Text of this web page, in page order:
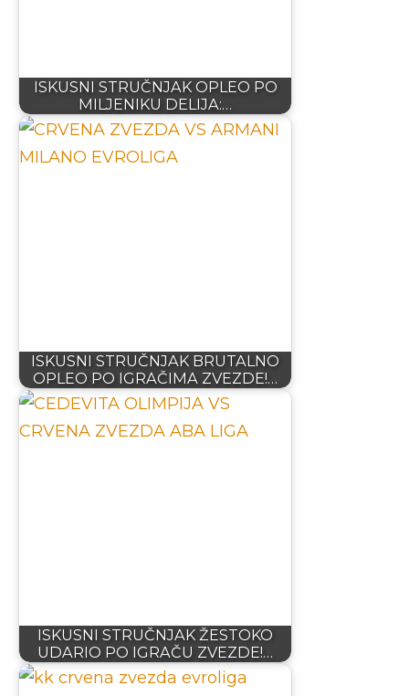
ISKUSNI STRUČNJAK OPLEO PO
MILJENIKU DELIJA:…
ISKUSNI STRUČNJAK BRUTALNO
OPLEO PO IGRAČIMA ZVEZDE!…
ISKUSNI STRUČNJAK ŽESTOKO
UDARIO PO IGRAČU ZVEZDE!…